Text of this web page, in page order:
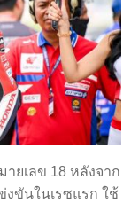
ยเลข 18 หลังจาก
ขันในเรซแรก ใช้